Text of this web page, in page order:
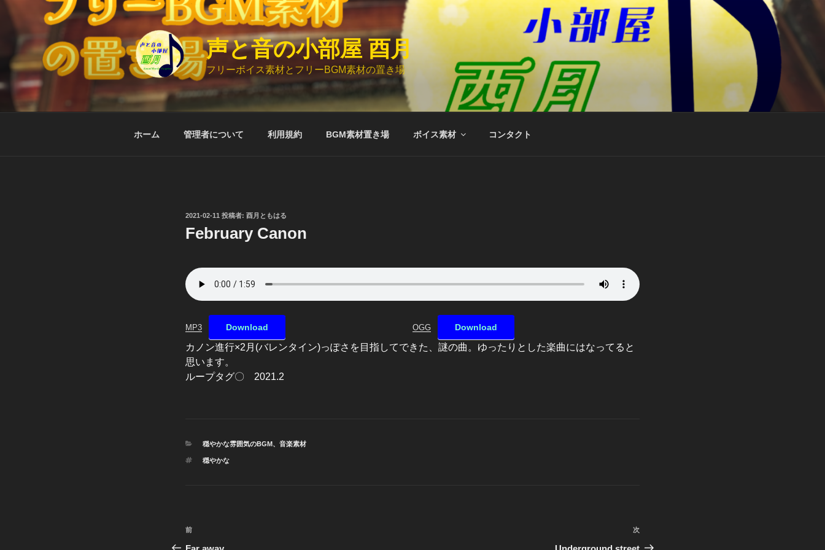
コ
へ
声と音の小部屋 酉月
フリーボイス素材とフリーBGM素材の置き場
ホーム 管理者について 利用規約 BGM素材置き場 ボイス素材 コンタクト
投
日:
2021-02-11 投稿者: 酉月ともはる
February Canon
MP3 Download OGG Download
カノン進行×2月(バレンタイン)っぽさを目指してできた、謎の曲。ゆったりとした楽曲にはなってると
思います。
ループタグ〇 2021.2
カ
ゴ
穏やかな雰囲気のBGM、 音楽素材
タ
穏やかな
投
前
の
前
次
の
次